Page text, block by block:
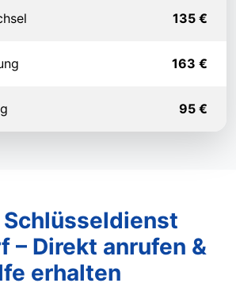
135 €
163 €
95 €
– Direkt anrufen &
erhalten